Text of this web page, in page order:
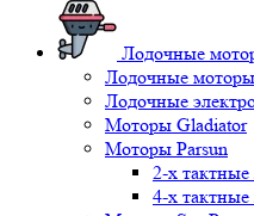
Лодочные
Лодочные
Лодочные
Моторы Gladiator
Моторы Parsun
2-х
4-х